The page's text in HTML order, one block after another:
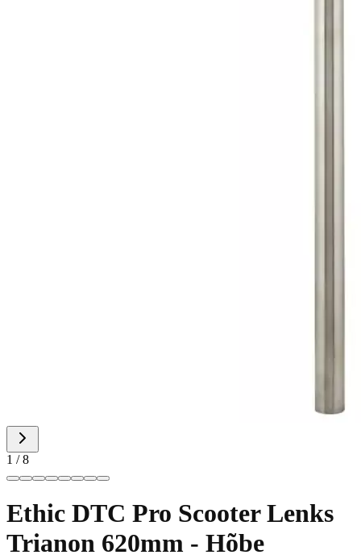
1 / 8
Ethic DTC Pro Scooter Lenks
Trianon 620mm - Hõbe